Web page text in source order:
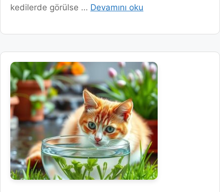
kedilerde görülse … Devamını oku